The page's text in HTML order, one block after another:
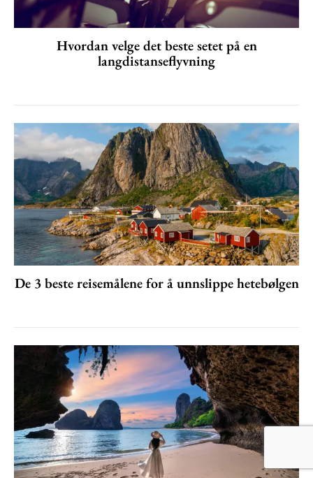
Hvordan velge det beste setet på en
langdistanseflyvning
De 3 beste reisemålene for å unnslippe hetebølgen